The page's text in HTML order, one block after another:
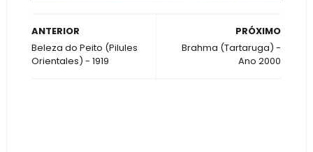
PRÓXIMO
Brahma (Tartaruga) -
Ano 2000
ANTERIOR
Beleza do Peito (Pilules
Orientales) - 1919